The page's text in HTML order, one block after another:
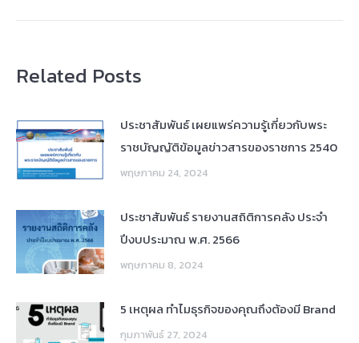
Related Posts
ประชาสัมพันธ์ เผยแพร่ความรู้เกี่ยวกับพระ
ราชบัญญัติข้อมูลข่าวสารของราชการ 2540
พฤษภาคม 24, 2024
ประชาสัมพันธ์ รายงานสถิติการคลัง ประจำ
ปีงบประมาณ พ.ศ. 2566
พฤษภาคม 8, 2024
5 เหตุผล ทำไมธุรกิจของคุณถึงต้องมี Brand
กุมภาพันธ์ 27, 2024